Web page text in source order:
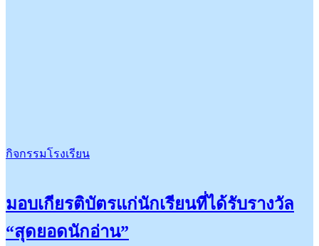
กิจกรรมโรงเรียน
มอบเกียรติบัตรแก่นักเรียนที่ได้รับรางวัล
“สุดยอดนักอ่าน”